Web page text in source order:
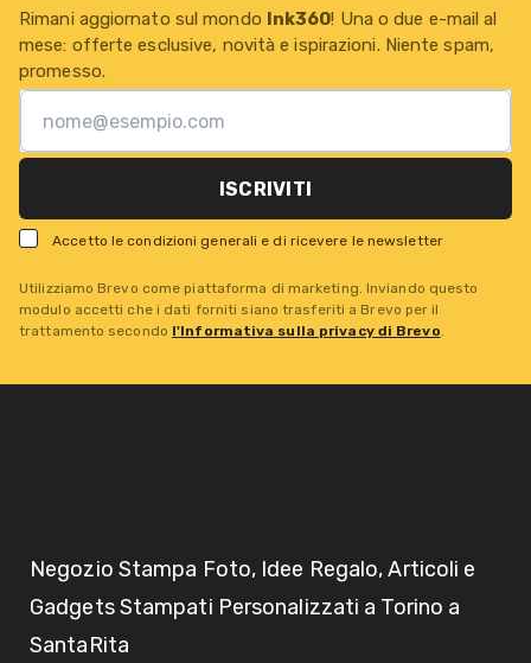
Rimani aggiornato sul mondo Ink360! Una o due e-mail al
mese: offerte esclusive, novità e ispirazioni. Niente spam,
promesso.
ISCRIVITI
Accetto le condizioni generali e di ricevere le newsletter
Utilizziamo Brevo come piattaforma di marketing. Inviando questo
modulo accetti che i dati forniti siano trasferiti a Brevo per il
trattamento secondo l'Informativa sulla privacy di Brevo.
Negozio Stampa Foto, Idee Regalo, Articoli e
Gadgets Stampati Personalizzati a Torino a
SantaRita